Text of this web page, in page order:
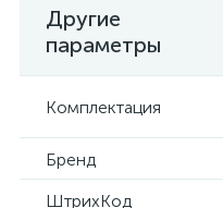
Другие
параметры
Комплектация
Бренд
ШтрихКод